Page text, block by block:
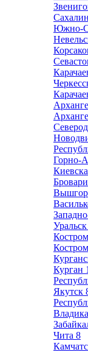
Южно-
Горно-
Бровари
Уральск
Курган
Якутск
Чита 8